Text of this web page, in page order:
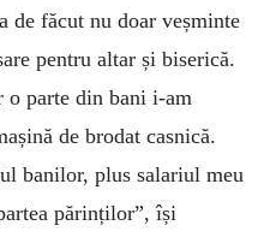
de făcut nu doar veșminte
pentru altar și biserică.
o parte din bani i-am
de brodat casnică.
banilor, plus salariul meu
părinților”, își